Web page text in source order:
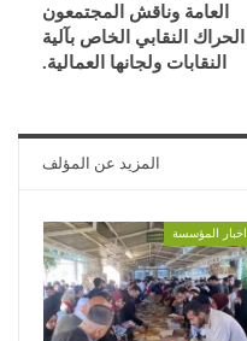
العامة وناقش المجتمعون
الحراك النقابي الخاص بآلية
النقابات ولجانها العمالية.
المزيد عن المؤلف
اخبار المؤسسة